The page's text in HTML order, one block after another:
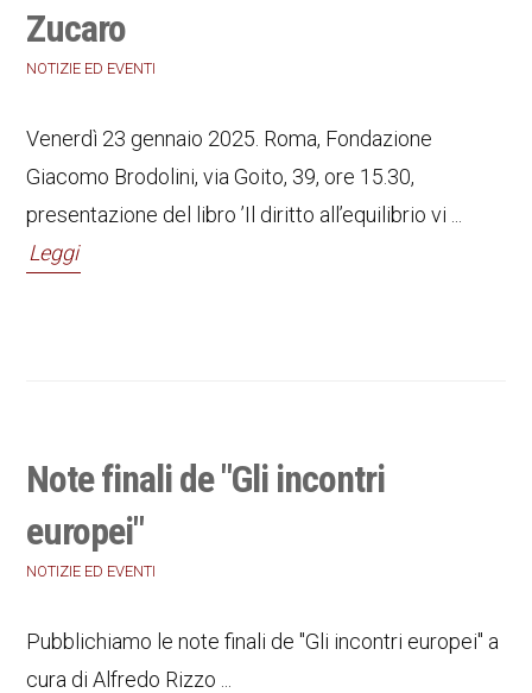
Zucaro
NOTIZIE ED EVENTI
Venerdì 23 gennaio 2025. Roma, Fondazione
Giacomo Brodolini, via Goito, 39, ore 15.30,
presentazione del libro ’Il diritto all’equilibrio vi ...
Leggi
Note finali de "Gli incontri
europei"
NOTIZIE ED EVENTI
Pubblichiamo le note finali de "Gli incontri europei" a
cura di Alfredo Rizzo ...